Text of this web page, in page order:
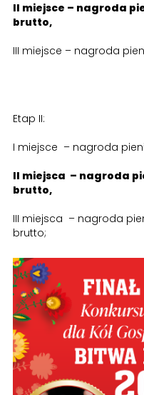
II miejsce – nagroda
brutto,
III miejsce – nagroda
Etap II:
I miejsce – nagroda
II miejsca – nagroda
brutto,
III miejsca – nagroda
brutto;